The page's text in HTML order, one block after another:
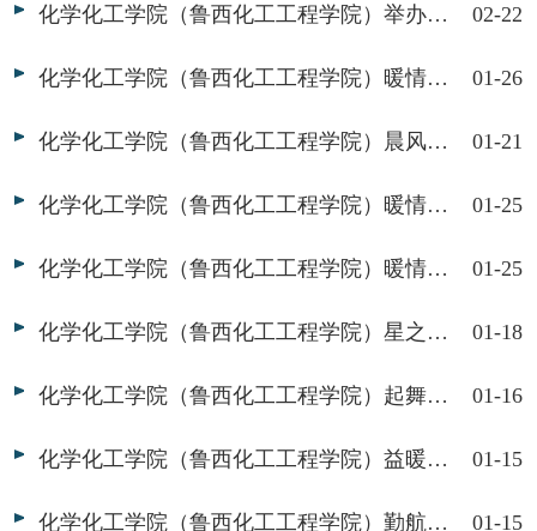
化学化工学院（鲁西化工工程学院）举办2023年寒假社会实践总结答辩会 02-22
化学化工学院（鲁西化工工程学院）暖情助荣志愿服务队举办“你给我温馨港湾，我还你清新自然”活动 01-26
化学化工学院（鲁西化工工程学院）晨风志愿服务队举办“暖冬送祝福，温暖天使心”志愿服务活动 01-21
化学化工学院（鲁西化工工程学院）暖情助荣志愿服务队举办“光盘行动手连手，勤俭节约心连心”活动 01-25
化学化工学院（鲁西化工工程学院）暖情助荣志愿服务队举办“保护环境山河美，持续发展事业兴”活动 01-25
化学化工学院（鲁西化工工程学院）星之源志愿服务队举办“民生无小事，枝叶总关情”调研活动 01-18
化学化工学院（鲁西化工工程学院）起舞服务队举办“走进红色文化，传承红色基因”调研活动 01-16
化学化工学院（鲁西化工工程学院）益暖志愿服务队举办“学习二十大，送法进社区”宣讲活动 01-15
化学化工学院（鲁西化工工程学院）勤航志愿服务队举办“颂法治，记于心”宣讲活动 01-15